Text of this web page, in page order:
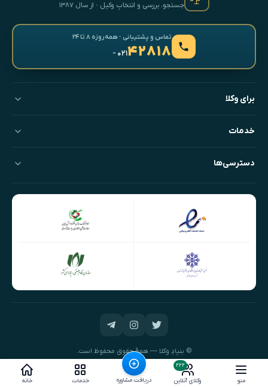
منو
۲۲۲
وکلای آنلاین
دریافت مشاوره خدمات خانه
جستجو، بررسی و انتخابِ وکیل · از سال ۱۳۸۷
تماس و پشتیبانی · همه‌روزه ۸ تا ۲۴
۴۲۸۱۸- ۰۲۱
برای وکلا
خدمات
دسترسی‌ها
© بنیادِ وکلا — همهٔ حقوق محفوظ است.
طراحی و توسعه:نیک‌داده‌پرداز